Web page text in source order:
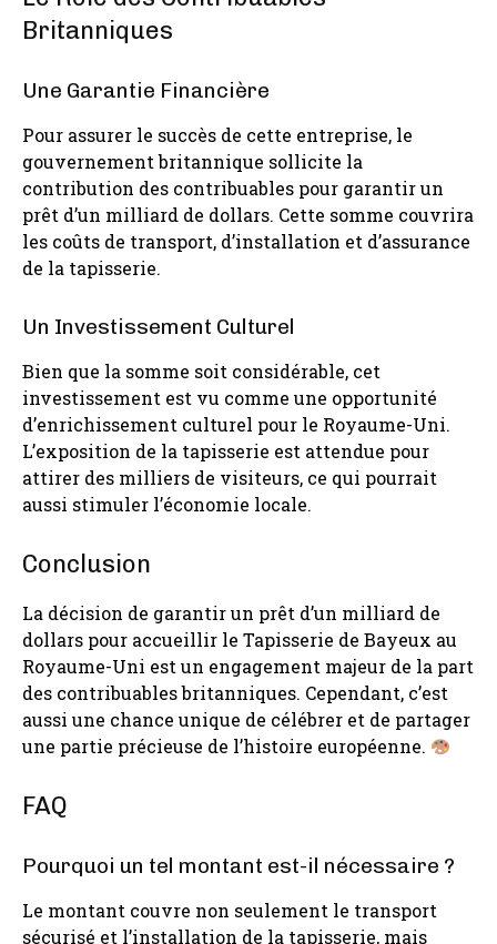
Britanniques
Une Garantie Financière
Pour assurer le succès de cette entreprise, le
gouvernement britannique sollicite la
contribution des contribuables pour garantir un
prêt d’un milliard de dollars. Cette somme couvrira
les coûts de transport, d’installation et d’assurance
de la tapisserie.
Un Investissement Culturel
Bien que la somme soit considérable, cet
investissement est vu comme une opportunité
d’enrichissement culturel pour le Royaume-Uni.
L’exposition de la tapisserie est attendue pour
attirer des milliers de visiteurs, ce qui pourrait
aussi stimuler l’économie locale.
Conclusion
La décision de garantir un prêt d’un milliard de
dollars pour accueillir le Tapisserie de Bayeux au
Royaume-Uni est un engagement majeur de la part
des contribuables britanniques. Cependant, c’est
aussi une chance unique de célébrer et de partager
une partie précieuse de l’histoire européenne.
FAQ
Pourquoi un tel montant est-il nécessaire ?
Le montant couvre non seulement le transport
sécurisé et l’installation de la tapisserie, mais